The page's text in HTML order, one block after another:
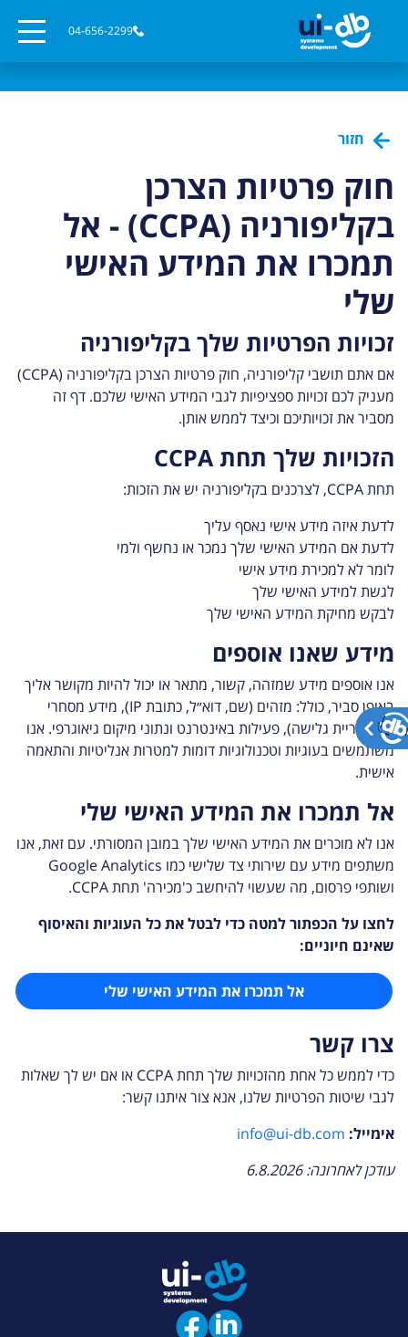
04-656-2299
חזור
חוק פרטיות הצרכן
בקליפורניה (CCPA) - אל
תמכרו את המידע האישי
שלי
זכויות הפרטיות שלך בקליפורניה
אם אתם תושבי קליפורניה, חוק פרטיות הצרכן בקליפורניה (CCPA)
מעניק לכם זכויות ספציפיות לגבי המידע האישי שלכם. דף זה
מסביר את זכויותיכם וכיצד לממש אותן.
הזכויות שלך תחת CCPA
תחת CCPA, לצרכנים בקליפורניה יש את הזכות:
לדעת איזה מידע אישי נאסף עליך
לדעת אם המידע האישי שלך נמכר או נחשף ולמי
לומר לא למכירת מידע אישי
לגשת למידע האישי שלך
לבקש מחיקת המידע האישי שלך
מידע שאנו אוספים
אנו אוספים מידע שמזהה, קשור, מתאר או יכול להיות מקושר אליך
באופן סביר, כולל: מזהים (שם, דוא״ל, כתובת IP), מידע מסחרי
(היסטוריית גלישה), פעילות באינטרנט ונתוני מיקום גיאוגרפי. אנו
משתמשים בעוגיות וטכנולוגיות דומות למטרות אנליטיות והתאמה
אישית.
אל תמכרו את המידע האישי שלי
אנו לא מוכרים את המידע האישי שלך במובן המסורתי. עם זאת, אנו
משתפים מידע עם שירותי צד שלישי כמו Google Analytics
ושותפי פרסום, מה שעשוי להיחשב כ'מכירה' תחת CCPA.
לחצו על הכפתור למטה כדי לבטל את כל העוגיות והאיסוף
שאינם חיוניים:
אל תמכרו את המידע האישי שלי
צרו קשר
כדי לממש כל אחת מהזכויות שלך תחת CCPA או אם יש לך שאלות
לגבי שיטות הפרטיות שלנו, אנא צור איתנו קשר:
אימייל:
info@ui-db.com
עודכן לאחרונה:
6.8.2026